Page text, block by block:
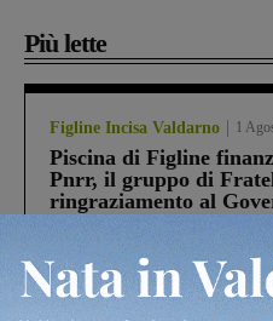
Più lette
Figline Incisa Valdarno 1
Piscina di Figline
Pnrr, il gruppo di
ringraziamento al
Cronaca
Scomparso da una
Fiorentino l’uomo che